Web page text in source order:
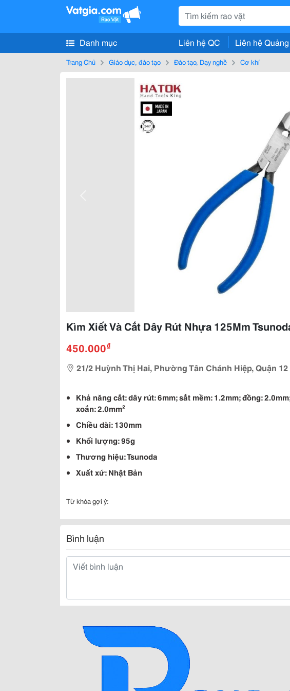
Danh mục Liên hệ QC Liên hệ
Trang Chủ Giáo dục, đào tạo Đào tạo, Dạy nghề Cơ khí
Kìm Xiết Và Cắt Dây Rút Nhựa 125Mm
450.000₫
21/2 Huỳnh Thị Hai, Phường Tân Chánh Hiệp, Quận 12
Khả năng cắt: dây rút: 6mm; sắt mềm: 1.2mm; đồng:
xoắn: 2.0mm²
Chiều dài: 130mm
Khối lượng: 95g
Thương hiệu: Tsunoda
Xuất xứ: Nhật Bản
Từ khóa gợi ý:
Bình luận